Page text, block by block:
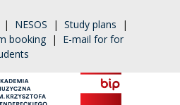
| NESOS | Study plans |
booking | E-mail for for